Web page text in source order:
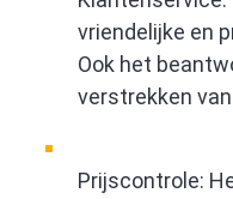
vriendelijke en
Ook het
verstrekken
Prijscontrole: